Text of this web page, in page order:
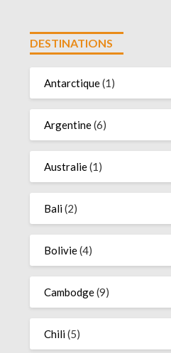
DESTINATIONS
Antarctique(1)
Argentine(6)
Australie(1)
Bali(2)
Bolivie(4)
Cambodge(9)
Chili(5)